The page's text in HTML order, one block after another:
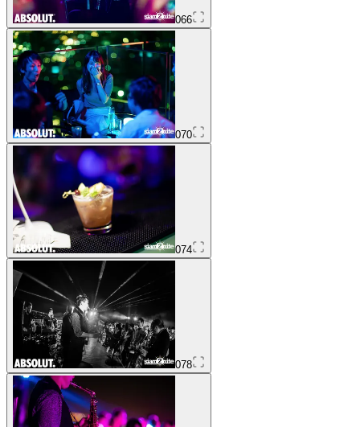
066
070
074
078